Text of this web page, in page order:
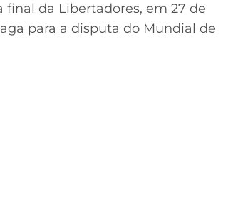
final da Libertadores, em 27 de
para a disputa do Mundial de